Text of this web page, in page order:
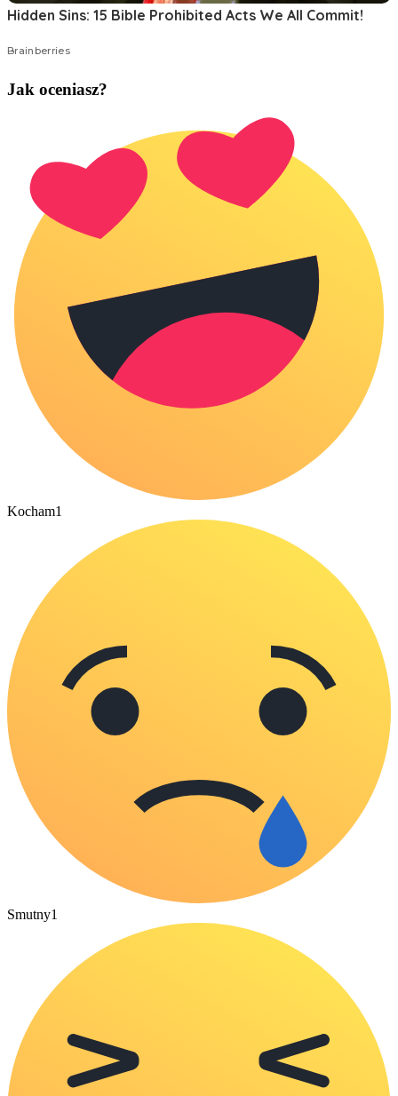
Jak oceniasz?
Kocham1
Smutny1